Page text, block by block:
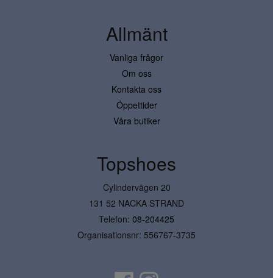
Allmänt
Vanliga frågor
Om oss
Kontakta oss
Öppettider
Våra butiker
Topshoes
Cylindervägen 20
131 52 NACKA STRAND
Telefon: 08-204425
Organisationsnr: 556767-3735